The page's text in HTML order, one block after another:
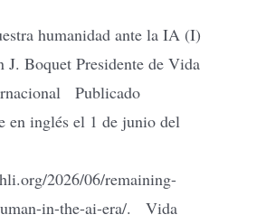
humanidad ante la IA (I)
J. Boquet Presidente de Vida
Publicado
en inglés el 1 de junio del
2026/06/remaining-
in-the-ai-era/. Vida